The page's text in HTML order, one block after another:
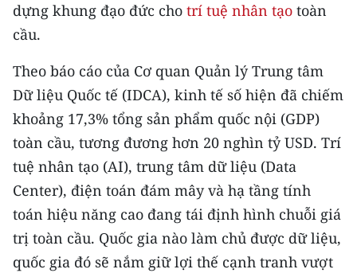
E-Magazine
Video
Media Chính trị
Media Kinh tế
Media Văn hóa
Media Xã hội
Media Pháp luật
Media Du lịch
dựng khung đạo đức cho trí tuệ nhân tạo toàn
cầu.
Theo báo cáo của Cơ quan Quản lý Trung tâm
Dữ liệu Quốc tế (IDCA), kinh tế số hiện đã chiếm
khoảng 17,3% tổng sản phẩm quốc nội (GDP)
toàn cầu, tương đương hơn 20 nghìn tỷ USD. Trí
tuệ nhân tạo (AI), trung tâm dữ liệu (Data
Center), điện toán đám mây và hạ tầng tính
toán hiệu năng cao đang tái định hình chuỗi giá
trị toàn cầu. Quốc gia nào làm chủ được dữ liệu,
quốc gia đó sẽ nắm giữ lợi thế cạnh tranh vượt